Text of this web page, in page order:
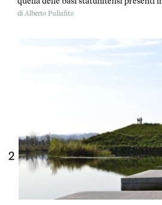
del Parco della pace oggi, bisogna
di Alberto Puliafito
2